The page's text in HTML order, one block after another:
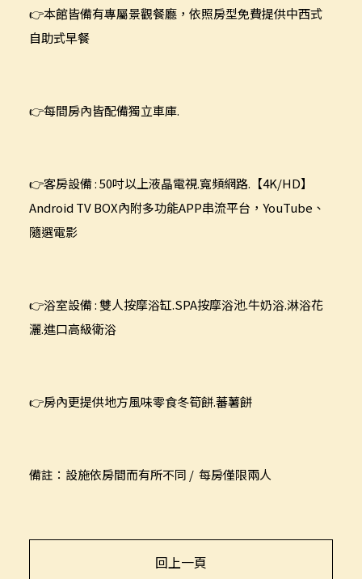
👉本館皆備有專屬景觀餐廳，依照房型免費提供中西式
自助式早餐
👉每間房內皆配備獨立車庫.
👉客房設備 : 50吋以上液晶電視.寬頻網路.【4K/HD】
Android TV BOX內附多功能APP串流平台，YouTube、
隨選電影
👉浴室設備 : 雙人按摩浴缸.SPA按摩浴池.牛奶浴.淋浴花
灑.進口高級衛浴
👉房內更提供地方風味零食冬筍餅.蕃薯餅
備註：設施依房間而有所不同 / 每房僅限兩人
回上一頁